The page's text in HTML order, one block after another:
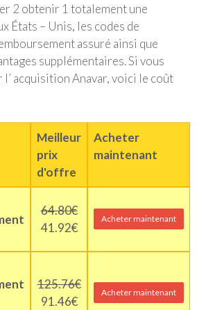
2 obtenir 1 totalement une
États – Unis, les codes de
assuré ainsi que
supplémentaires. Si vous
acquisition Anavar, voici le coût
Meilleur
prix
d'offre
Acheter
maintenant
64.80€
41.92€
Acheter maintenant
125.76€
91.46€
Acheter maintenant